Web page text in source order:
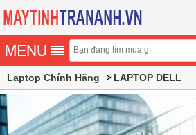
Laptop Chính Hãng LAPTOP DELL